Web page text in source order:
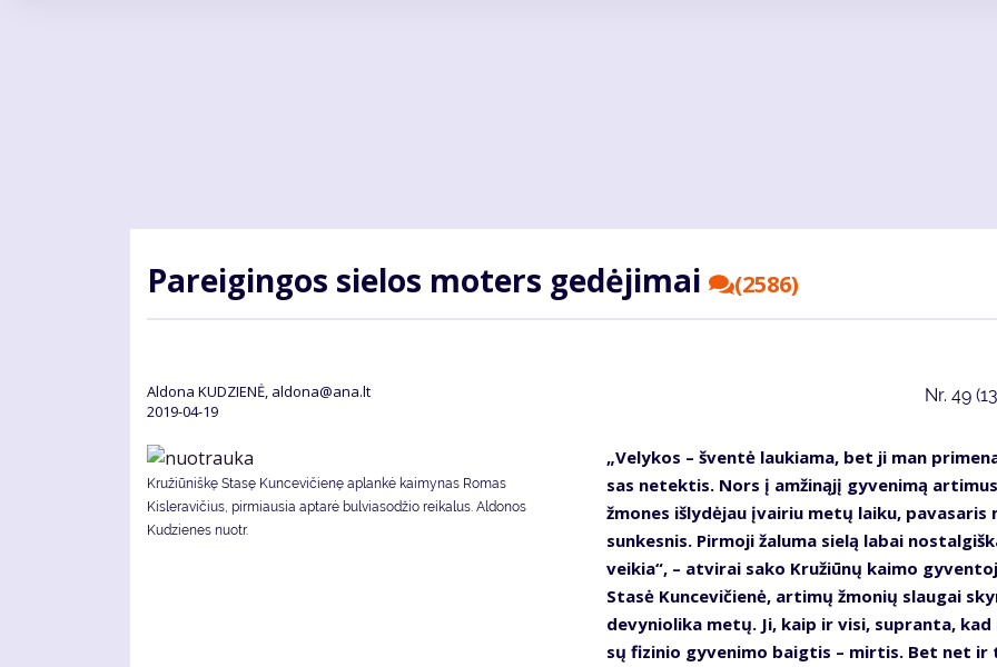
Pa­rei­gin­gos sie­los mo­ters ge­dė­ji­mai (2586)
Aldona KUDZIENĖ, aldona@ana.lt
2019-04-19
Nr. 49
Kružiūniškę Stasę Kuncevičienę aplankė kaimynas Romas
Kisleravičius, pirmiausia aptarė bulviasodžio reikalus. Aldonos
Kudzienes nuotr.
„Ve­ly­kos – šven­tė lau­kia­ma, bet ji man
sas ne­tek­tis. Nors į am­ži­ną­jį gy­ve­ni­mą ar­ti­mus
žmo­nes iš­ly­dė­jau įvai­riu me­tų lai­ku, pa­va­sa­ris
sun­kes­nis. Pir­mo­ji ža­lu­ma sie­lą la­bai
vei­kia“, – at­vi­rai sa­ko Kru­žiū­nų kai­mo
Sta­sė Kun­ce­vi­čie­nė, ar­ti­mų žmo­nių slau­gai
de­vy­nio­li­ka me­tų. Ji, kaip ir vi­si, su­pran­ta,
sų fi­zi­nio gy­ve­ni­mo baig­tis – mir­tis. Bet net